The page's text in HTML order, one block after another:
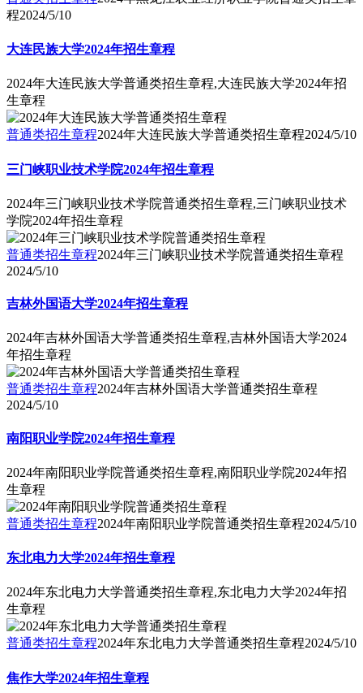
程2024/5/10
大连民族大学2024年招生章程
2024年大连民族大学普通类招生章程,大连民族大学2024年招
生章程
普通类招生章程2024年大连民族大学普通类招生章程2024/5/10
三门峡职业技术学院2024年招生章程
2024年三门峡职业技术学院普通类招生章程,三门峡职业技术
学院2024年招生章程
普通类招生章程2024年三门峡职业技术学院普通类招生章程
2024/5/10
吉林外国语大学2024年招生章程
2024年吉林外国语大学普通类招生章程,吉林外国语大学2024
年招生章程
普通类招生章程2024年吉林外国语大学普通类招生章程
2024/5/10
南阳职业学院2024年招生章程
2024年南阳职业学院普通类招生章程,南阳职业学院2024年招
生章程
普通类招生章程2024年南阳职业学院普通类招生章程2024/5/10
东北电力大学2024年招生章程
2024年东北电力大学普通类招生章程,东北电力大学2024年招
生章程
普通类招生章程2024年东北电力大学普通类招生章程2024/5/10
焦作大学2024年招生章程